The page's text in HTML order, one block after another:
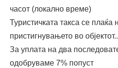
часот (локално време)
Туристичката такса се плаќа
пристигнувањето во објектот..
За уплата на два
одобруваме 7% попуст